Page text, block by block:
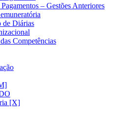
– Gestões Anteriores
de Diárias
Competências
[X]